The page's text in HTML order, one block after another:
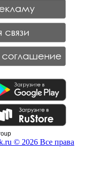
© 2026 Все права